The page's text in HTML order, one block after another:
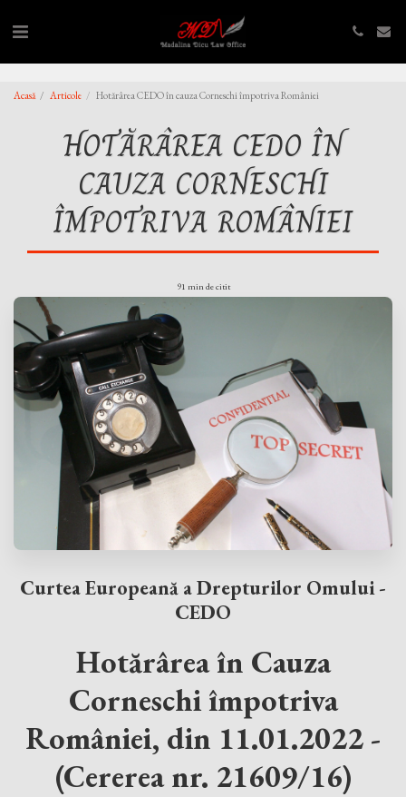
Acasă Articole Hotărârea CEDO în cauza Corneschi împotriva României
HOTĂRÂREA CEDO ÎN
CAUZA CORNESCHI
ÎMPOTRIVA ROMÂNIEI
91 min de citit
Curtea Europeană a Drepturilor Omului -
CEDO
Hotărârea în Cauza
Corneschi împotriva
României, din 11.01.2022 -
(Cererea nr. 21609/16)